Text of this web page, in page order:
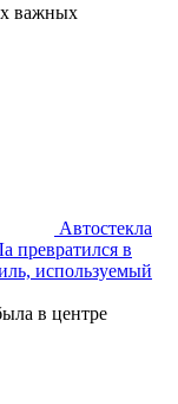
важных
Автостекла
превратился в
используемый
в центре